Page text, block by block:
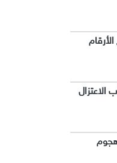
الاعتزال
هجوم